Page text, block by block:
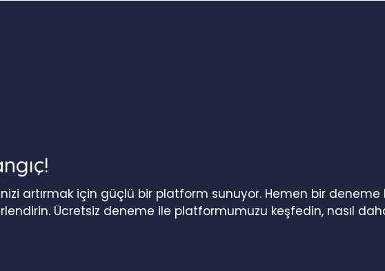
artırmak için güçlü bir platform sunuyor. Hemen bir
Ücretsiz deneme ile platformumuzu keşfedin, nasıl